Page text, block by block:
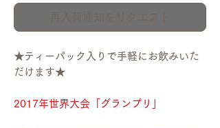
★ティーパック入りで手軽にお飲みいた
だけます★
2017年世界大会「グランプリ」